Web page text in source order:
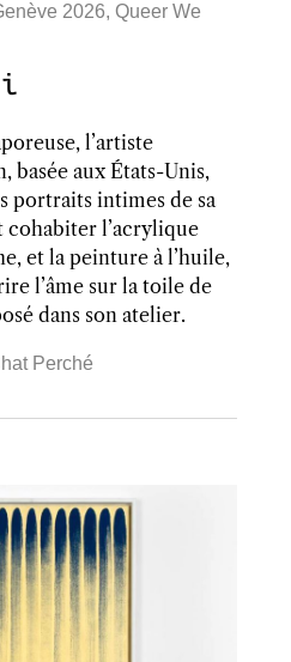
2026, Queer We
l’artiste
basée aux États-Unis,
portraits intimes de sa
cohabiter l’acrylique
et la peinture à l’huile,
l’âme sur la toile de
dans son atelier.
Perché